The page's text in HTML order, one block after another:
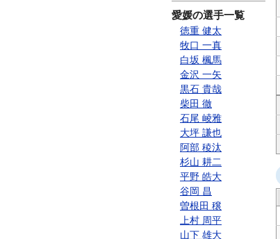
愛媛の選手一覧
徳重 健太
牧口 一真
白坂 楓馬
金沢 一矢
黒石 貴哉
柴田 徹
石尾 崚雅
大坪 謙也
阿部 稜汰
杉山 耕二
平野 皓大
谷岡 昌
曽根田 穣
上村 周平
山下 雄大